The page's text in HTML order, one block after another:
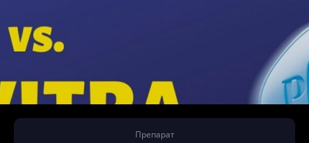
Препарат